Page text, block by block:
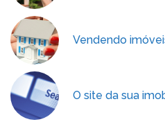
Vendendo
O site da sua